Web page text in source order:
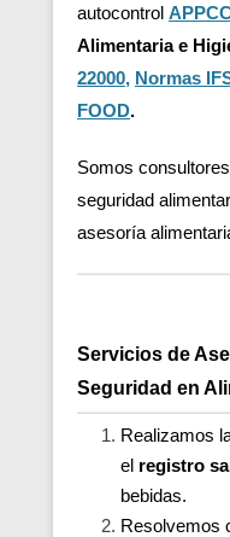
autocontrol
Alimentaria e
22000, Normas
FOOD.
Somos
seguridad
asesoría
Servicios de
Seguridad en
Realizamos
el registro
bebidas.
Resolvemos